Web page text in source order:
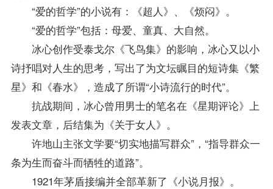
“爱的哲学”的小说有：《超人》、《烦闷》。
“爱的哲学”包括：母爱、童真、大自然。
冰心创作受泰戈尔《飞鸟集》的影响，冰心又以小
诗抒唱对人生的思考，写出了为文坛瞩目的短诗集《繁
星》和《春水》，造成了所谓“小诗流行的时代”。
抗战期间，冰心曾用男士的笔名在《星期评论》上
发表文章，后结集为《关于女人》。
许地山主张文学要“切实地描写群众”，“指导群众一
条为生而奋斗而牺牲的道路”。
1921年茅盾接编并全部革新了《小说月报》。